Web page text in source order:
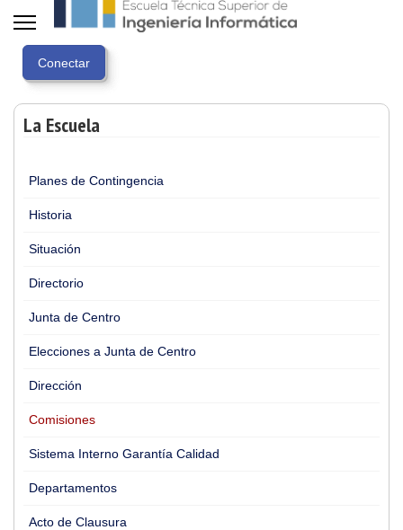
La Escuela
Planes de Contingencia
Historia
Situación
Directorio
Junta de Centro
Elecciones a Junta de Centro
Dirección
Comisiones
Sistema Interno Garantía Calidad
Departamentos
Acto de Clausura